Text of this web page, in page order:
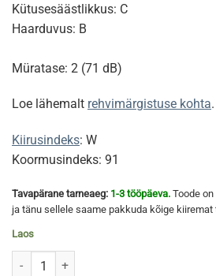
Kütusesäästlikkus: C
Haarduvus: B
Müratase: 2 (71 dB)
Loe lähemalt rehvimärgistuse kohta.
Kiirusindeks: W
Koormusindeks: 91
Tavapärane tarneaeg: 1-3 tööpäeva. Toode
ja tänu sellele saame pakkuda kõige kiiremat
Laos
MINERVA F205 215/50 R17 91W kogus